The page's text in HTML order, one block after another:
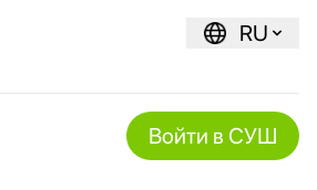
RU
Войти в СУШ